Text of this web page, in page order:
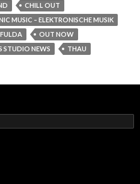
CHILL OUT
MUSIC – ELEKTRONISCHE MUSIK
FULDA
OUT NOW
STUDIO NEWS THAU